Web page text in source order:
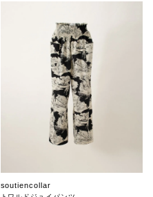
soutiencollar